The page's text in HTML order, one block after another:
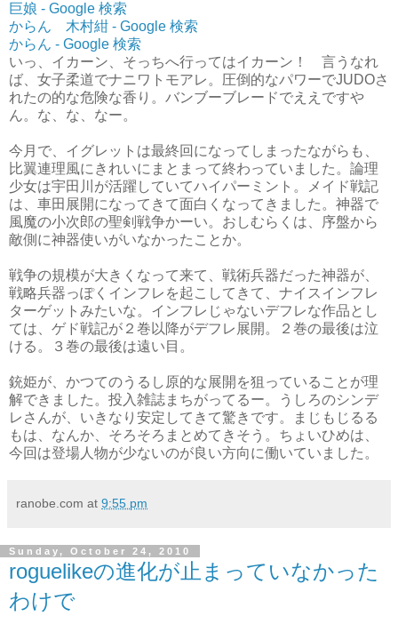
巨娘 - Google 検索
からん 木村紺 - Google 検索
からん - Google 検索
いっ、イカーン、そっちへ行ってはイカーン！ 言うなれ
ば、女子柔道でナニワトモアレ。圧倒的なパワーでJUDOさ
れたの的な危険な香り。バンブーブレードでええですや
ん。な、な、なー。
今月で、イグレットは最終回になってしまったながらも、
比翼連理風にきれいにまとまって終わっていました。論理
少女は宇田川が活躍していてハイパーミント。メイド戦記
は、車田展開になってきて面白くなってきました。神器で
風魔の小次郎の聖剣戦争かーい。おしむらくは、序盤から
敵側に神器使いがいなかったことか。
戦争の規模が大きくなって来て、戦術兵器だった神器が、
戦略兵器っぽくインフレを起こしてきて、ナイスインフレ
ターゲットみたいな。インフレじゃないデフレな作品とし
ては、ゲド戦記が２巻以降がデフレ展開。２巻の最後は泣
ける。３巻の最後は遠い目。
銃姫が、かつてのうるし原的な展開を狙っていることが理
解できました。投入雑誌まちがってるー。うしろのシンデ
レさんが、いきなり安定してきて驚きです。まじもじるる
もは、なんか、そろそろまとめてきそう。ちょいひめは、
今回は登場人物が少ないのが良い方向に働いていました。
ranobe.com at 9:55 pm
Sunday, October 24, 2010
roguelikeの進化が止まっていなかった
わけで